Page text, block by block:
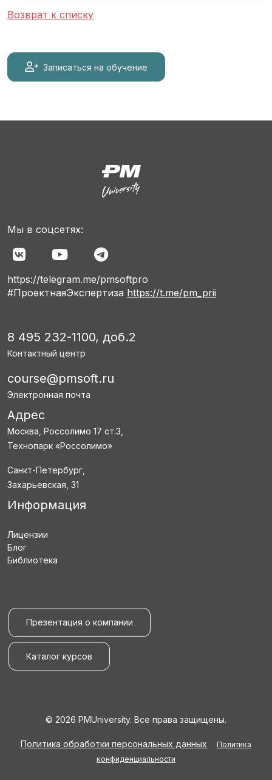
Записаться на обучение
Возврат к списку
Мы в соцсетях:
https://telegram.me/pmsoftpro
#ПроектнаяЭкспертиза https://t.me/pm_prii
8 495 232-1100, доб.2
Контактный центр
course@pmsoft.ru
Электронная почта
Адрес
Москва, Россолимо 17 ст.3,
Технопарк «Россолимо»
Санкт-Петербург,
Захарьевская, 31
Информация
Лицензии
Блог
Библиотека
Презентация о компании
Каталог курсов
© 2026 PMUniversity. Все права защищены.
Политика обработки персональных данных
Политика
конфиденциальности